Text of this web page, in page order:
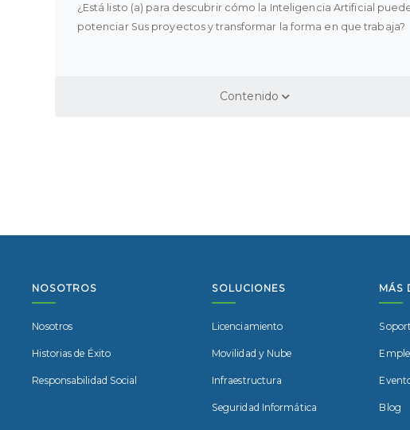
¿Está listo (a) para descubrir cómo la Inteligencia Artificial
potenciar Sus proyectos y transformar la forma en que trabaja?
ContenidoHuman + IA: potenciando el
NOSOTROS
Nosotros
Historias de Éxito
Responsabilidad Social
SOLUCIONES
Licenciamiento
Movilidad y Nube
Infraestructura
Seguridad Informática
MÁS
Blog